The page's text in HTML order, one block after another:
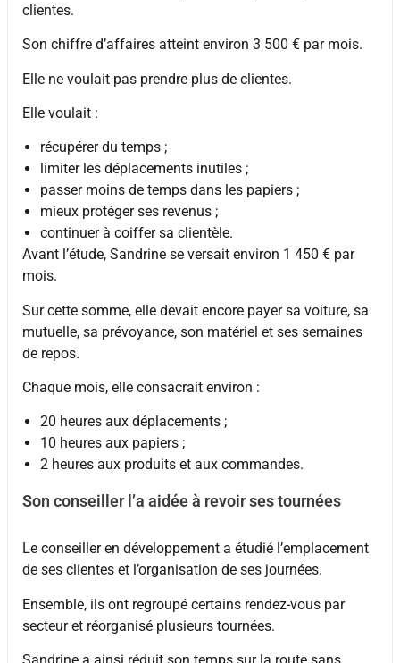
clientes.
Son chiffre d’affaires atteint environ 3 500 € par mois.
Elle ne voulait pas prendre plus de clientes.
Elle voulait :
récupérer du temps ;
limiter les déplacements inutiles ;
passer moins de temps dans les papiers ;
mieux protéger ses revenus ;
continuer à coiffer sa clientèle.
Avant l’étude, Sandrine se versait environ 1 450 € par
mois.
Sur cette somme, elle devait encore payer sa voiture, sa
mutuelle, sa prévoyance, son matériel et ses semaines
de repos.
Chaque mois, elle consacrait environ :
20 heures aux déplacements ;
10 heures aux papiers ;
2 heures aux produits et aux commandes.
Son conseiller l’a aidée à revoir ses tournées
Le conseiller en développement a étudié l’emplacement
de ses clientes et l’organisation de ses journées.
Ensemble, ils ont regroupé certains rendez-vous par
secteur et réorganisé plusieurs tournées.